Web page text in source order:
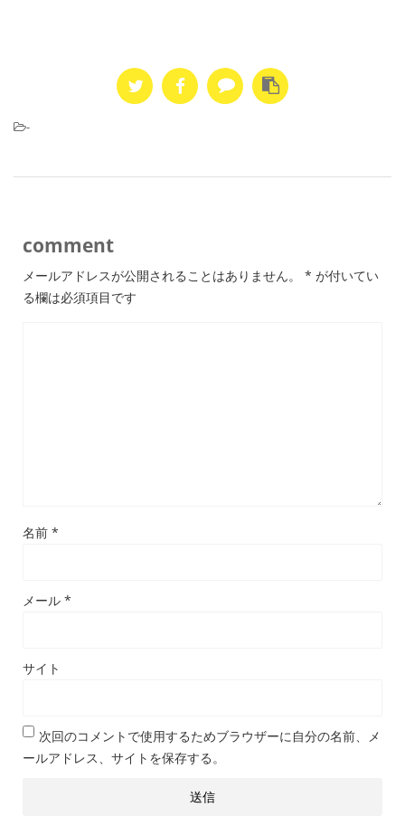
-
comment
メールアドレスが公開されることはありません。 * が付いてい
る欄は必須項目です
名前 *
メール *
サイト
次回のコメントで使用するためブラウザーに自分の名前、メ
ールアドレス、サイトを保存する。